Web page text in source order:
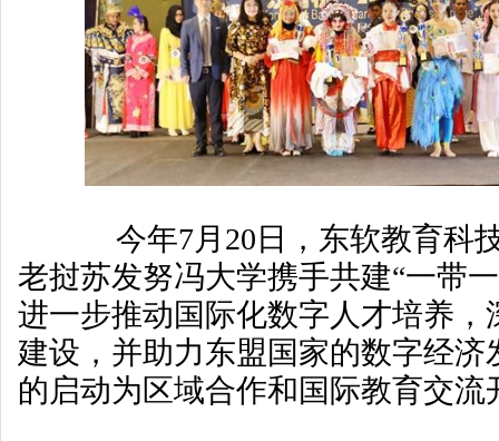
今年7月20日，东软教育科
老挝苏发努冯大学携手共建“一带
进一步推动国际化数字人才培养，
建设，并助力东盟国家的数字经济
的启动为区域合作和国际教育交流